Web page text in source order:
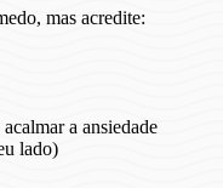
mas acredite:
a ansiedade
lado)